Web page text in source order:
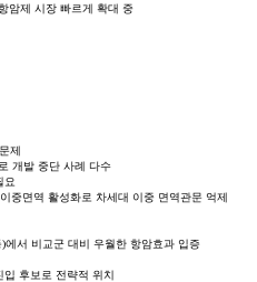
암제 시장 빠르게 확대 중
제
개발 중단 사례 다수
요
중면역 활성화로 차세대 이중 면역관문 억제
에서 비교군 대비 우월한 항암효과 입증
후보로 전략적 위치